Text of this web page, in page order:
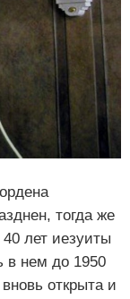
тогда же
лет иезуиты
в нем до 1950
открыта и